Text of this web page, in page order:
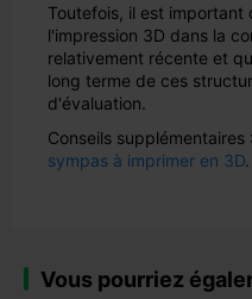
Toutefois, il est important
l'impression 3D dans la
relativement récente et
long terme de ces
d'évaluation.
Conseils
sympas à imprimer en 3D.
Vous pourriez